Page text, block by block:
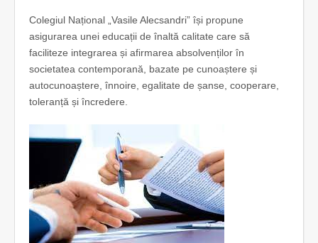
Colegiul Național „Vasile Alecsandri” își propune
asigurarea unei educații de înaltă calitate care să
faciliteze integrarea și afirmarea absolvenților în
societatea contemporană, bazate pe cunoaștere și
autocunoaștere, înnoire, egalitate de șanse, cooperare,
toleranță și încredere.